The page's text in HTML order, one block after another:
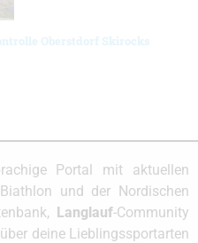
Oberstdorf Skirocks
Portal mit aktuellen
und der Nordischen
Langlauf-Community
deine Lieblingssportarten